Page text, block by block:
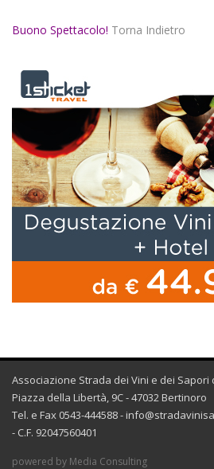
Buono Spettacolo! Torna Indietro
Associazione Strada dei Vini e dei Sapori
Piazza della Libertà, 9C - 47032 Bertinoro
Tel. e Fax 0543-444588 -
- C.F. 92047560401
powered by Media Consulting